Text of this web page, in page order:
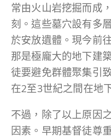
常由火山岩挖掘而成
刻。這些墓穴設有多
於安放遺體。現今前
那是極龐大的地下建
徒要避免群體聚集引
在2至3世紀之間在地
不過，除了以上原因
因素。早期基督徒尊